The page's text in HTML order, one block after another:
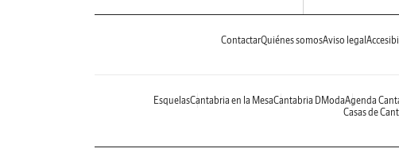
ContactarQuiénes somosAviso legal
EsquelasCantabria en la MesaCantabria DModaAgenda
Casas de